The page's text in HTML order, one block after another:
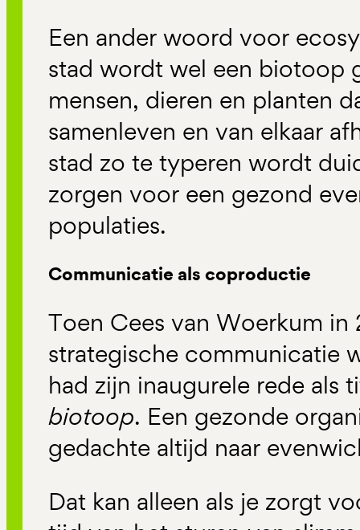
Een ander woord voor
stad wordt wel een biotoop
mensen, dieren en planten
samenleven en van elkaar
stad zo te typeren wordt
zorgen voor een gezond
populaties.
Communicatie als coproductie
Toen Cees van Woerkum
strategische communicatie
had zijn inaugurele rede als
biotoop. Een gezonde
gedachte altijd naar
Dat kan alleen als je zorgt